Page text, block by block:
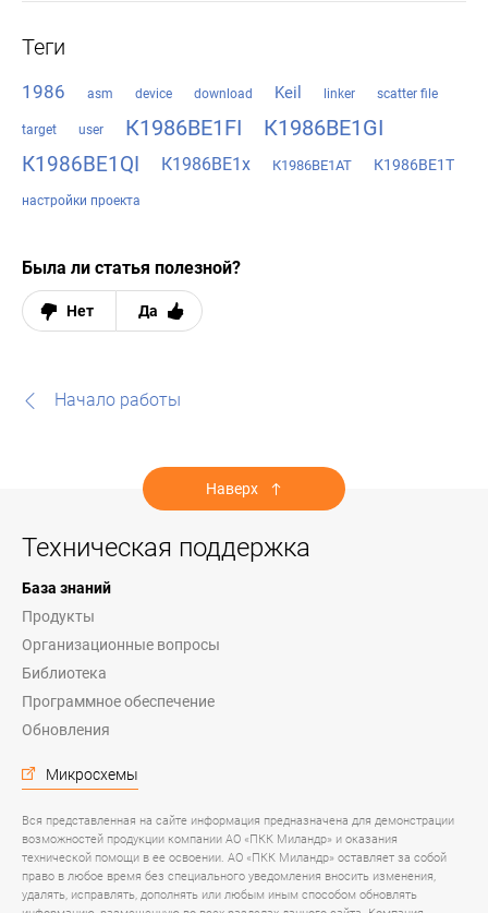
Теги
1986 asm device download Keil linker scatter file
target user К1986ВЕ1FI К1986ВЕ1GI
К1986ВЕ1QI К1986ВЕ1x К1986ВЕ1АТ К1986ВЕ1Т
настройки проекта
Была ли статья полезной?
Нет Да
Начало работы
Наверх
Техническая поддержка
База знаний
Продукты
Организационные вопросы
Библиотека
Программное обеспечение
Обновления
Микросхемы
Вся представленная на сайте информация предназначена для демонстрации
возможностей продукции компании АО «ПКК Миландр» и оказания
технической помощи в ее освоении. АО «ПКК Миландр» оставляет за собой
право в любое время без специального уведомления вносить изменения,
удалять, исправлять, дополнять или любым иным способом обновлять